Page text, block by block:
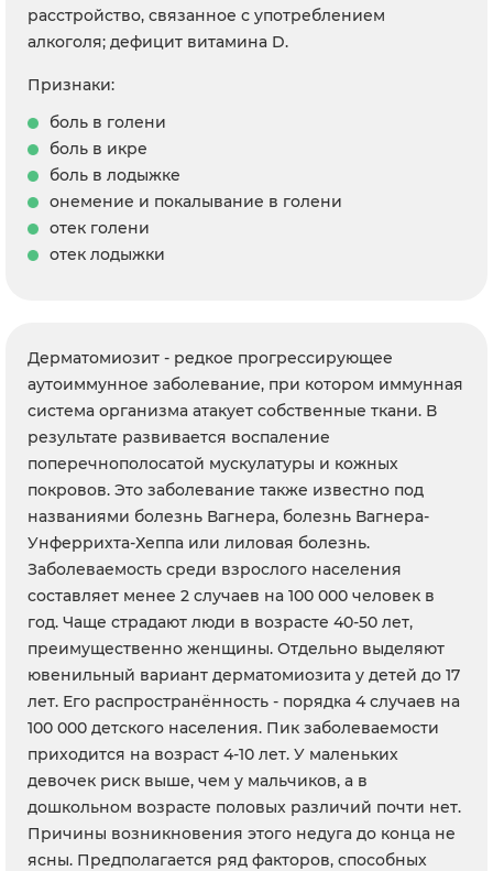
расстройство, связанное с употреблением
алкоголя; дефицит витамина D.
Признаки:
боль в голени
боль в икре
боль в лодыжке
онемение и покалывание в голени
отек голени
отек лодыжки
Дерматомиозит - редкое прогрессирующее
аутоиммунное заболевание, при котором иммунная
система организма атакует собственные ткани. В
результате развивается воспаление
поперечнополосатой мускулатуры и кожных
покровов. Это заболевание также известно под
названиями болезнь Вагнера, болезнь Вагнера-
Унферрихта-Хеппа или лиловая болезнь.
Заболеваемость среди взрослого населения
составляет менее 2 случаев на 100 000 человек в
год. Чаще страдают люди в возрасте 40-50 лет,
преимущественно женщины. Отдельно выделяют
ювенильный вариант дерматомиозита у детей до 17
лет. Его распространённость - порядка 4 случаев на
100 000 детского населения. Пик заболеваемости
приходится на возраст 4-10 лет. У маленьких
девочек риск выше, чем у мальчиков, а в
дошкольном возрасте половых различий почти нет.
Причины возникновения этого недуга до конца не
ясны. Предполагается ряд факторов, способных